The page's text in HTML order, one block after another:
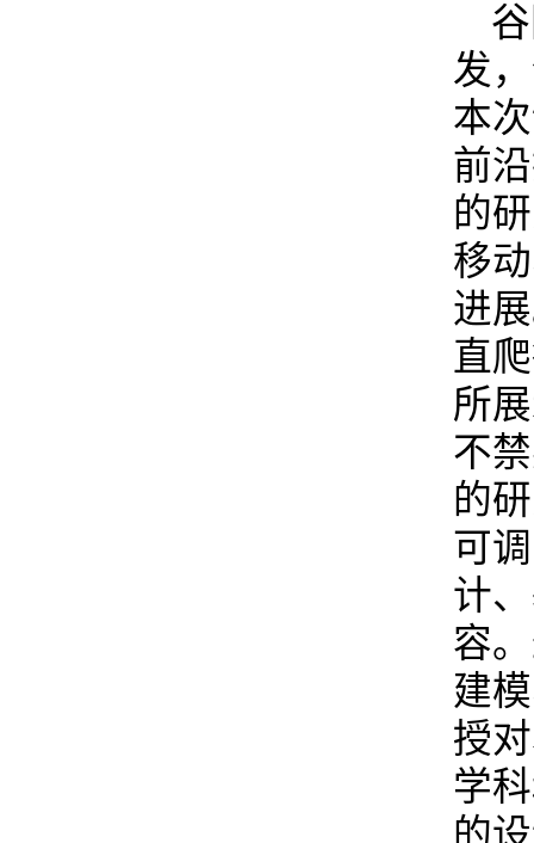
发，
本
前
的
移
进
直
所
不
的
可
计
容
建
授
学